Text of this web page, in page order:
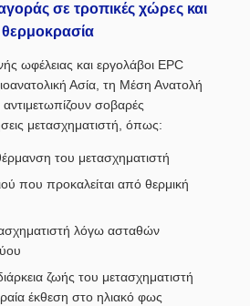
σε τροπικές χώρες και
ωφέλειας και εργολάβοι EPC
Ασία, τη Μέση Ανατολή
αντιμετωπίζουν σοβαρές
μετασχηματιστή, όπως:
του μετασχηματιστή
που προκαλείται από θερμική
λόγω ασταθών
ζωής του μετασχηματιστή
έκθεση στο ηλιακό φως